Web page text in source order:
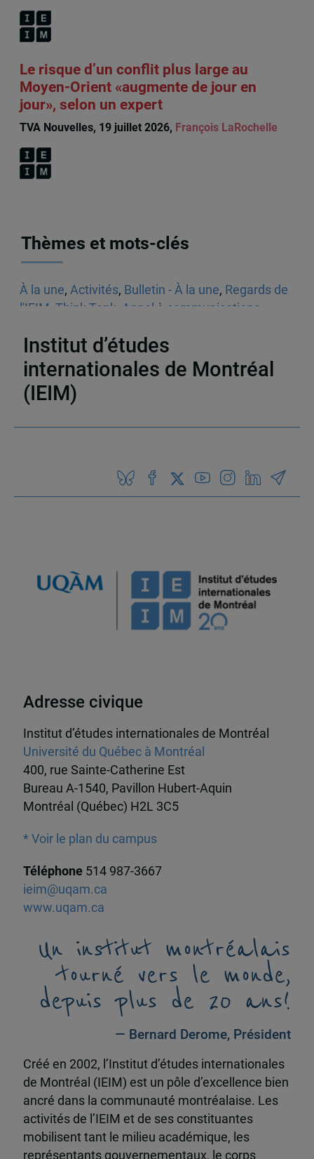
Le risque d’un conflit plus large au
Moyen-Orient «augmente de jour en
jour», selon un expert
TVA Nouvelles, 19 juillet 2026, François LaRochelle
Thèmes et mots-clés
À la une, Activités, Bulletin - À la une, Regards de
l'IEIM Think Tank Appel à communications
Institut d’études
internationales de Montréal
(IEIM)
Adresse civique
Institut d’études internationales de Montréal
Université du Québec à Montréal
400, rue Sainte-Catherine Est
Bureau A-1540, Pavillon Hubert-Aquin
Montréal (Québec) H2L 3C5
* Voir le plan du campus
Téléphone 514 987-3667
ieim@uqam.ca
www.uqam.ca
Un institut montréalais
tourné vers le monde,
depuis plus de 20 ans!
— Bernard Derome, Président
Créé en 2002, l’Institut d’études internationales
de Montréal (IEIM) est un pôle d’excellence bien
ancré dans la communauté montréalaise. Les
activités de l’IEIM et de ses constituantes
mobilisent tant le milieu académique, les
représentants gouvernementaux, le corps